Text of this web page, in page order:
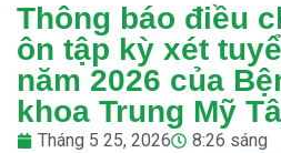
Thông báo điều
ôn tập kỳ xét
năm 2026 của
khoa Trung Mỹ
Tháng 5 25, 2026 8:26 sáng